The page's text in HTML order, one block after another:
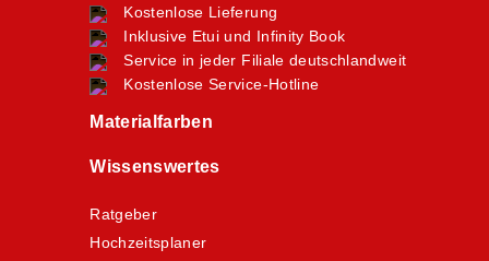
Kostenlose Lieferung
Inklusive Etui und Infinity Book
Service in jeder Filiale deutschlandweit
Kostenlose Service-Hotline
Materialfarben
Wissenswertes
Ratgeber
Hochzeitsplaner